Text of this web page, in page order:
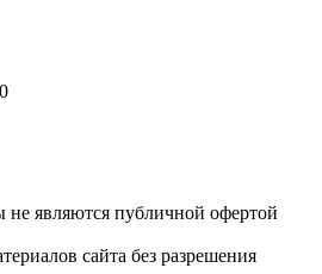
не являются публичной офертой
сайта без разрешения